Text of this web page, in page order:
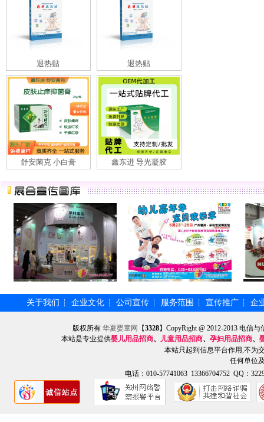
退热贴 退热贴
舒安菌克 小白膏 鑫东进 导光凝胶
关于我们 ┆ 企业文化 ┆ 公司宣传 ┆ 服务范围 ┆ 宣传推广 ┆ 企
版权所有华夏婴童网 【3328】CopyRight @ 2012-2013 电信
本站是专业提供婴儿用品招商、 儿童用品招商、 孕妇用品招商、
本站只起到信息平台作用,不为
任何单位
电话：010-57741063 13366704752 QQ：